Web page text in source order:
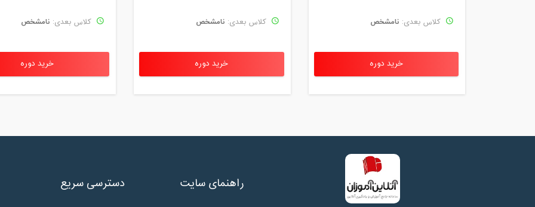
شنبه، 14 فروردین 1400 / ساعت: 17:15 - 18:45
دوشنبه، 16 فروردین 1400 / ساعت: 17:15 - 18:45
کلاس بعدی: نامشخص
خرید دوره
کلاس بعدی: نامشخص
خرید دوره
کلاس بعدی: نامشخص
خرید دوره
راهنمای سایت دسترسی سریع